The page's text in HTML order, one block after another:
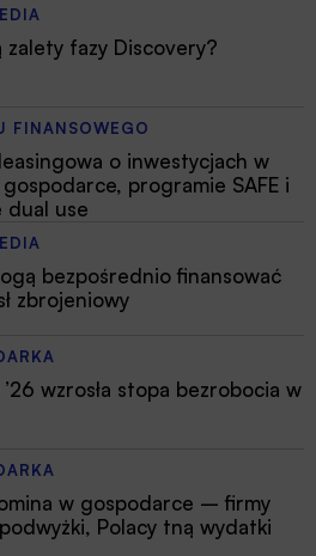
zalety fazy Discovery?
FINANSOWEGO
o inwestycjach w
programie SAFE i
dual use
bezpośrednio finansować
zbrojeniowy
wzrosła stopa bezrobocia w
w gospodarce – firmy
Polacy tną wydatki